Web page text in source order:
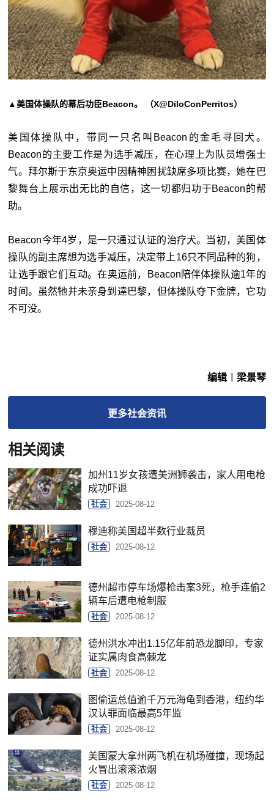
▲美国体操队的幕后功臣Beacon。 （X@DiloConPerritos）
美国体操队中，带同一只名叫Beacon的金毛寻回犬。
Beacon的主要工作是为选手减压，在心理上为队员增强士
气。拜尔斯于东京奥运中因精神困扰缺席多项比赛，她在巴
黎舞台上展示出无比的自信，这一切都归功于Beacon的帮
助。
Beacon今年4岁，是一只通过认证的治疗犬。当初，美国体
操队的副主席想为选手减压，决定带上16只不同品种的狗，
让选手跟它们互动。在奥运前，Beacon陪伴体操队逾1年的
时间。虽然牠并未亲身到逹巴黎，但体操队夺下金牌，它功
不可没。
编辑︱梁景琴
更多社会资讯
相关阅读
加州11岁女孩遭美洲狮袭击，家人用电枪
成功吓退
社会 2025-08-12
穆迪称美国超半数行业裁员
社会 2025-08-12
德州超市停车场爆枪击案3死，枪手连偷2
辆车后遭电枪制服
社会 2025-08-12
德州洪水冲出1.15亿年前恐龙脚印，专家
证实属肉食高棘龙
社会 2025-08-12
图偷运总值逾千万元海龟到香港，纽约华
汉认罪面临最高5年监
社会 2025-08-12
美国蒙大拿州两飞机在机场碰撞，现场起
火冒出滚滚浓烟
社会 2025-08-12